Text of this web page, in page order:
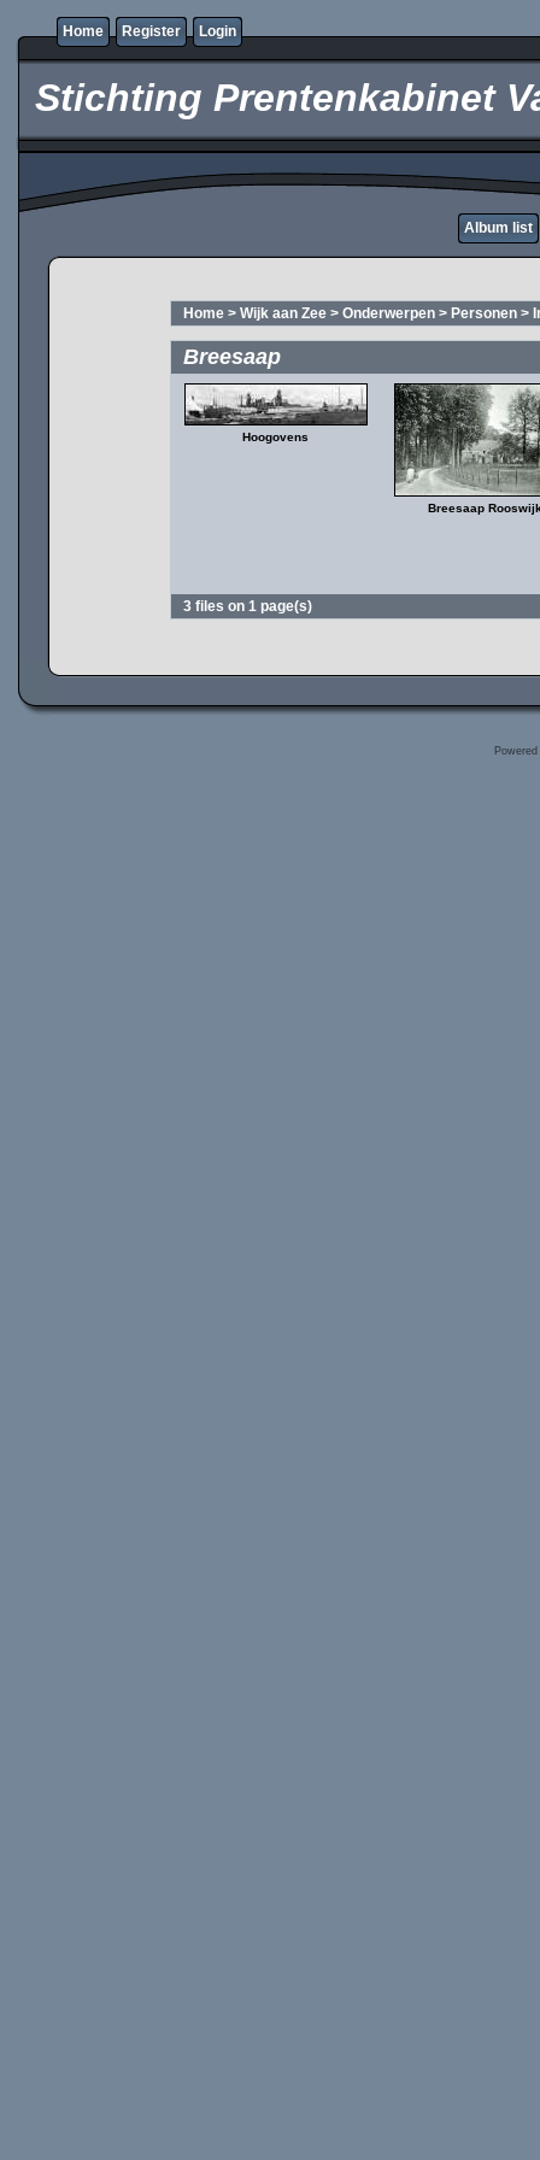
Home Register Login
Stichting Prentenkabinet
Album list
Home > Wijk aan Zee > Onderwerpen > Personen >
Breesaap
Hoogovens
Breesaap
3 files on 1 page(s)